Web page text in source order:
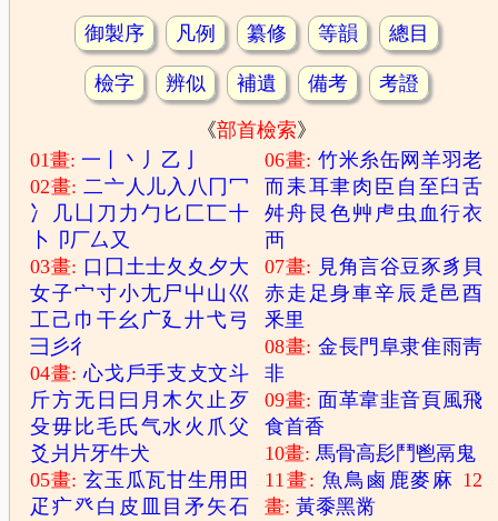
御製序 凡例 纂修 等韻 總目
檢字 辨似 補遺 備考 考證
《部首檢索》
01畫:一 丶 丿 乙
02畫:二亠 人 儿入 八 冂冖
冫
几 凵 刀 力 勹 匕 匚匸十
卜
卩厂厶 又
03畫: 口 囗 土士夂 夊 夕大
女子宀寸小尢尸 屮 山巛
工 己 巾 干幺 广廴廾弋弓
彐 彡彳
04畫:心戈 戶手支 攴文斗
斤方无 日 曰 月木 欠止 歹
殳毋 比毛 氏气水 火 爪父
爻 爿 片牙牛犬
05畫:玄玉 瓜瓦甘生用 田
疋 疒癶 白 皮 目矛 矢石
06畫: 竹米糸缶网 羊羽老
而耒耳聿肉 臣 自 至 臼舌
舛舟 艮色艸 虍 虫 血行衣
襾
07畫: 見角言谷豆豕豸 貝
赤走 足身車辛辰 辵 邑酉
釆里
08畫: 金長門 阜隶隹雨靑
非
09畫: 面革韋韭音頁風飛
食首香
10畫:馬骨高髟 鬥鬯鬲 鬼
11畫: 魚鳥 鹵 鹿麥 麻 12
畫:黃黍黑黹